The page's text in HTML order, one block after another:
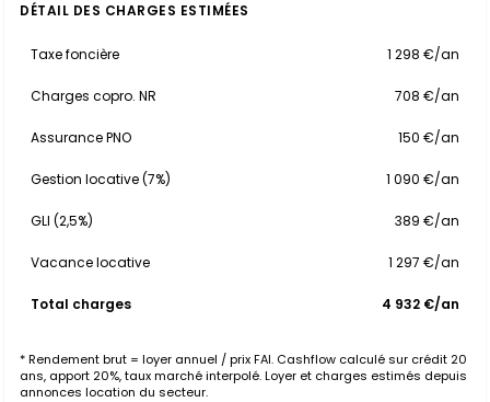
DÉTAIL DES CHARGES ESTIMÉES
Taxe foncière 1 298 €/an
Charges copro. NR 708 €/an
Assurance PNO 150 €/an
Gestion locative (7%) 1 090 €/an
GLI (2,5%) 389 €/an
Vacance locative 1 297 €/an
Total charges 4 932 €/an
* Rendement brut = loyer annuel / prix FAI. Cashflow calculé sur crédit 20
ans, apport 20%, taux marché interpolé. Loyer et charges estimés depuis
annonces location du secteur.